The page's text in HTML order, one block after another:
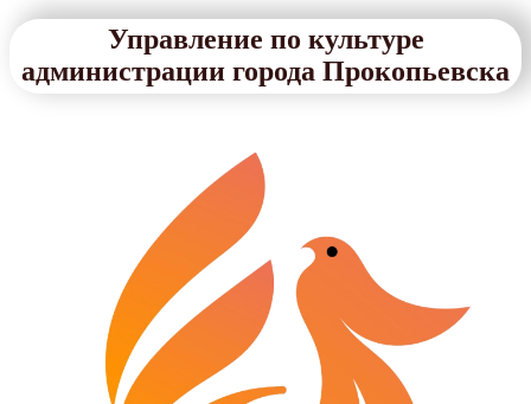
Управление по культуре
администрации города Прокопьевска